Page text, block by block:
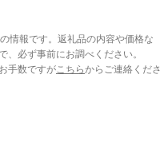
情報です。返礼品の内容や価格な
、必ず事前にお調べください。
手数ですがこちらからご連絡くださ